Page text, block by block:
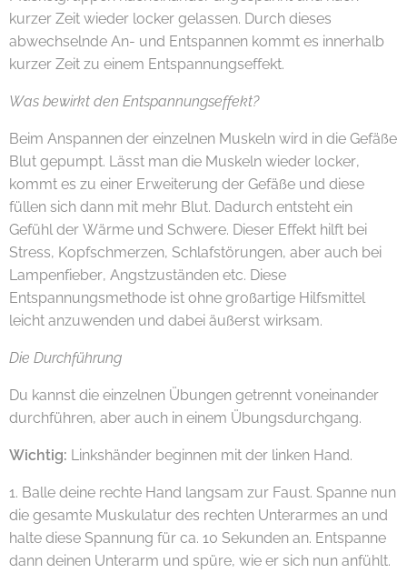
kurzer Zeit wieder locker gelassen. Durch dieses
abwechselnde An- und Entspannen kommt es innerhalb
kurzer Zeit zu einem Entspannungseffekt.
Was bewirkt den Entspannungseffekt?
Beim Anspannen der einzelnen Muskeln wird in die Gefäße
Blut gepumpt. Lässt man die Muskeln wieder locker,
kommt es zu einer Erweiterung der Gefäße und diese
füllen sich dann mit mehr Blut. Dadurch entsteht ein
Gefühl der Wärme und Schwere. Dieser Effekt hilft bei
Stress, Kopfschmerzen, Schlafstörungen, aber auch bei
Lampenfieber, Angstzuständen etc. Diese
Entspannungsmethode ist ohne großartige Hilfsmittel
leicht anzuwenden und dabei äußerst wirksam.
Die Durchführung
Du kannst die einzelnen Übungen getrennt voneinander
durchführen, aber auch in einem Übungsdurchgang.
Wichtig: Linkshänder beginnen mit der linken Hand.
1. Balle deine rechte Hand langsam zur Faust. Spanne nun
die gesamte Muskulatur des rechten Unterarmes an und
halte diese Spannung für ca. 10 Sekunden an. Entspanne
dann deinen Unterarm und spüre, wie er sich nun anfühlt.